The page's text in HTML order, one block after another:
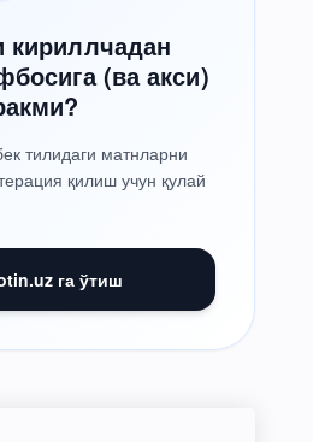
кириллчадан
(ва акси)
тилидаги матнларни
қилиш учун қулай
га ўтиш